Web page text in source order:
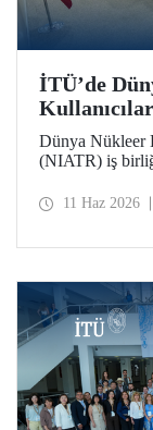
İTÜ’de
Dünya Nükleer
(NIATR) iş
11 Haz 2026